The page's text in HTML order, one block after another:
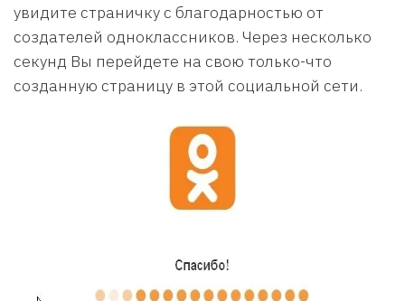
увидите страничку с благодарностью от
создателей одноклассников. Через несколько
секунд Вы перейдете на свою только-что
созданную страницу в этой социальной сети.